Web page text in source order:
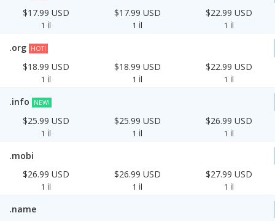
$17.99 USD
1 İl
$17.99 USD
1 İl
$22.99 USD
1 İl
.org HOT!
$18.99 USD
1 İl
$18.99 USD
1 İl
$22.99 USD
1 İl
.info NEW!
$25.99 USD
1 İl
$25.99 USD
1 İl
$26.99 USD
1 İl
.mobi
$26.99 USD
1 İl
$26.99 USD
1 İl
$27.99 USD
1 İl
.name